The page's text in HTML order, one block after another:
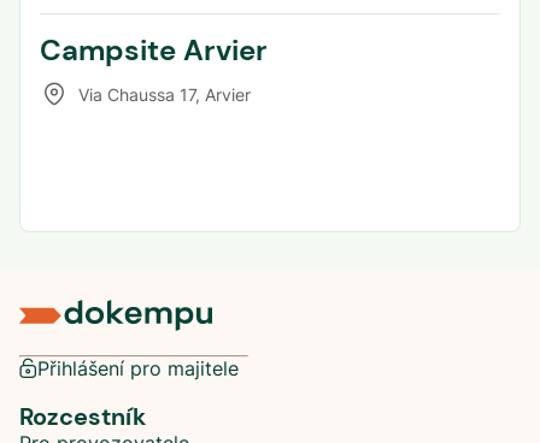
Campsite Arvier
Via Chaussa 17, Arvier
Přihlášení pro majitele
Rozcestník